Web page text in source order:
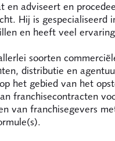
en adviseert en
Hij is gespecialiseerd
en heeft veel
soorten
distributie en
het gebied van het
franchisecontracten
van franchisegevers